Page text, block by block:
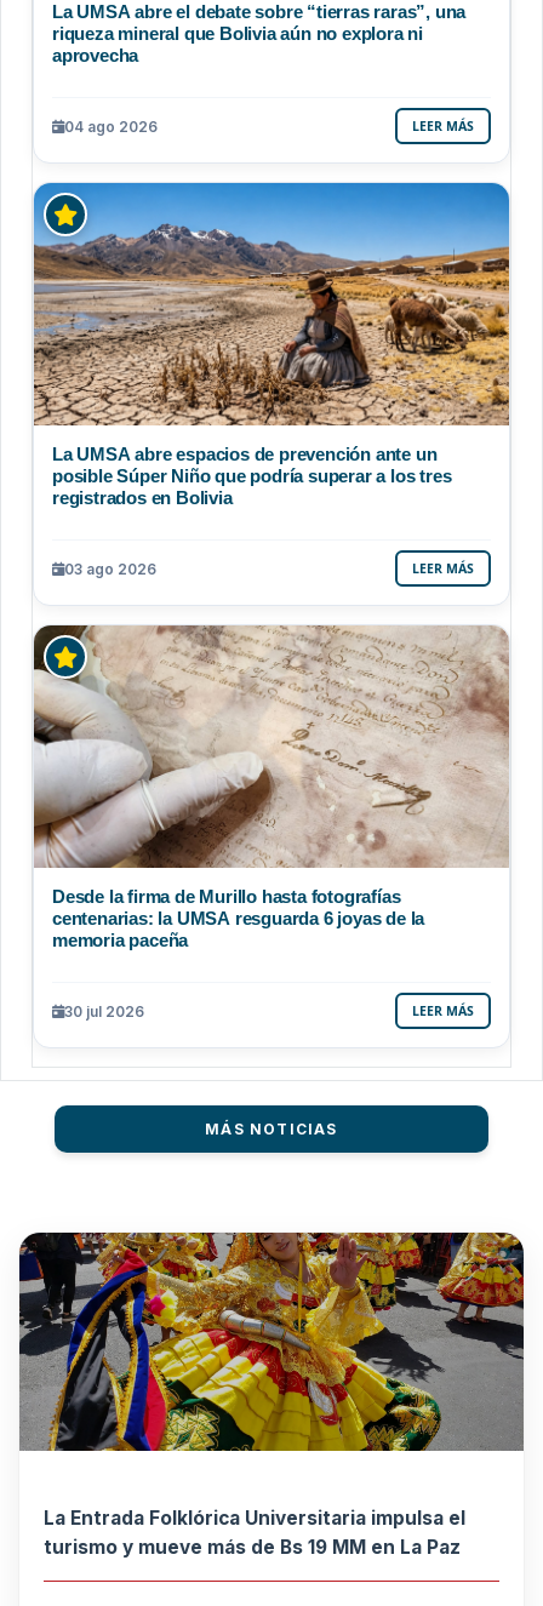
La UMSA abre el debate sobre “tierras raras”, una
riqueza mineral que Bolivia aún no explora ni
aprovecha
04 ago 2026 LEER MÁS
La UMSA abre espacios de prevención ante un
posible Súper Niño que podría superar a los tres
registrados en Bolivia
03 ago 2026 LEER MÁS
Desde la firma de Murillo hasta fotografías
centenarias: la UMSA resguarda 6 joyas de la
memoria paceña
30 jul 2026 LEER MÁS
MÁS NOTICIAS
La Entrada Folklórica Universitaria impulsa el
turismo y mueve más de Bs 19 MM en La Paz